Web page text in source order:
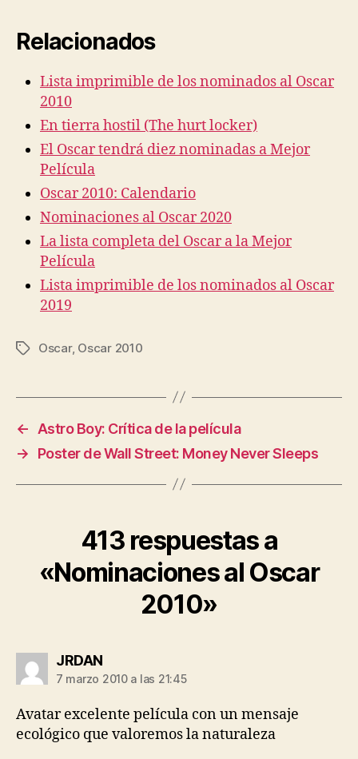
Relacionados
Lista imprimible de los nominados al Oscar
2010
En tierra hostil (The hurt locker)
El Oscar tendrá diez nominadas a Mejor
Película
Oscar 2010: Calendario
Nominaciones al Oscar 2020
La lista completa del Oscar a la Mejor
Película
Lista imprimible de los nominados al Oscar
2019
Etiquetas
Oscar, Oscar 2010
←
Astro Boy: Crítica de la película
→
Poster de Wall Street: Money Never Sleeps
413 respuestas a
«Nominaciones al Oscar
2010»
JRDANdice:
7 marzo 2010 a las 21:45
Avatar excelente película con un mensaje
ecológico que valoremos la naturaleza